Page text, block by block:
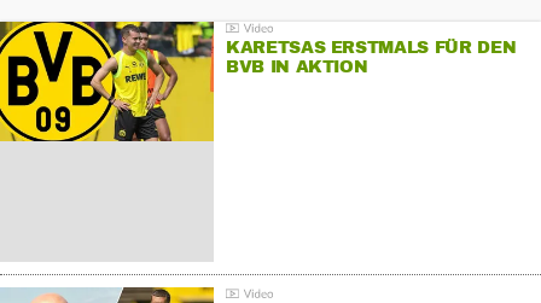
KARETSAS ERSTMALS FÜR DEN
BVB IN AKTION